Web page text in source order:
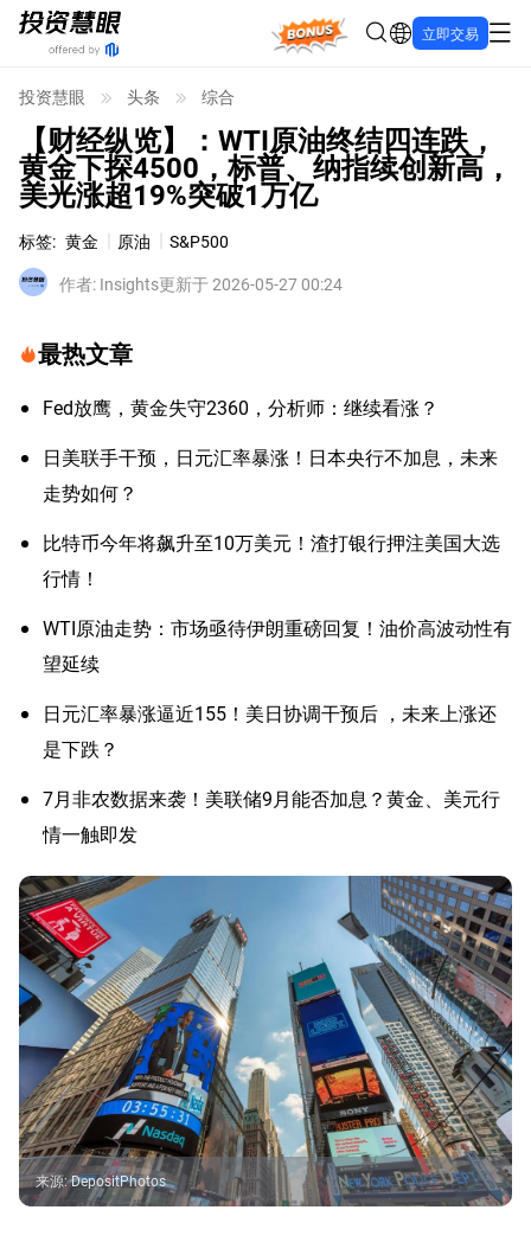
Bonus 立即交易
投资慧眼 头条 综合
【财经纵览】：WTI原油终结四连跌，
黄金下探4500，标普、纳指续创新高，
美光涨超19%突破1万亿
标签: 黄金 原油
S&P500
作者: Insights更新于 2026-05-27 00:24
最热文章
Fed放鹰，黄金失守2360，分析师：继续看涨？
日美联手干预，日元汇率暴涨！日本央行不加息，未来
走势如何？
比特币今年将飙升至10万美元！渣打银行押注美国大选
行情！
WTI原油走势：市场亟待伊朗重磅回复！油价高波动性有
望延续
日元汇率暴涨逼近155！美日协调干预后 ，未来上涨还
是下跌？
7月非农数据来袭！美联储9月能否加息？黄金、美元行
情一触即发
来源:DepositPhotos